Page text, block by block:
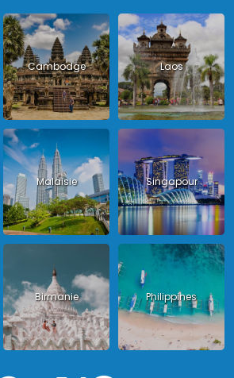
Cambodge Laos
Malaisie Singapour
Birmanie Philippines